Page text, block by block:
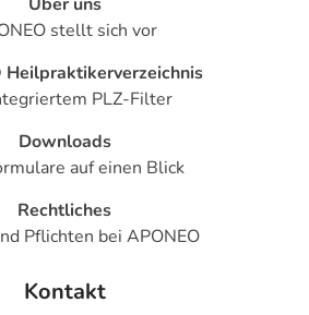
stellt sich vor
Heilpraktikerverzeichnis
PLZ-Filter
Downloads
auf einen Blick
Rechtliches
Pflichten bei APONEO
Kontakt